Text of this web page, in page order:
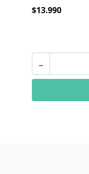
$13.990
-